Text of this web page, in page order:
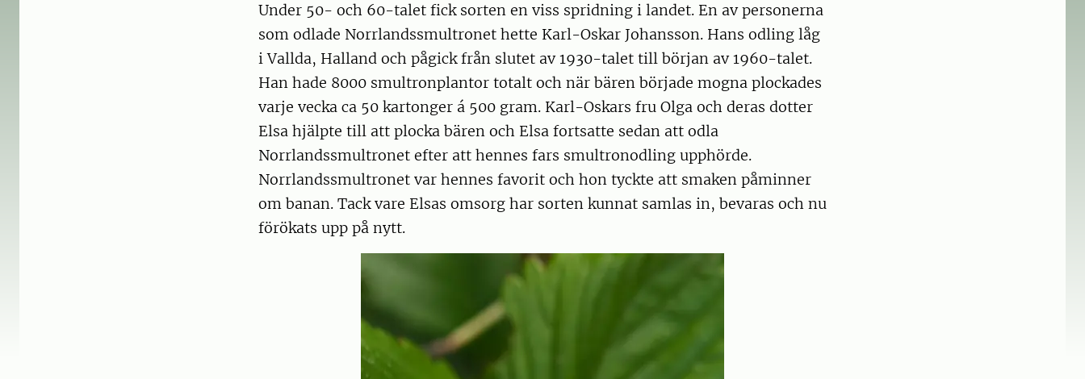
Under 50- och 60-talet fick sorten en viss spridning i landet. En av personerna
som odlade Norrlandssmultronet hette Karl-Oskar Johansson. Hans odling låg
i Vallda, Halland och pågick från slutet av 1930-talet till början av 1960-talet.
Han hade 8000 smultronplantor totalt och när bären började mogna plockades
varje vecka ca 50 kartonger á 500 gram. Karl-Oskars fru Olga och deras dotter
Elsa hjälpte till att plocka bären och Elsa fortsatte sedan att odla
Norrlandssmultronet efter att hennes fars smultronodling upphörde.
Norrlandssmultronet var hennes favorit och hon tyckte att smaken påminner
om banan. Tack vare Elsas omsorg har sorten kunnat samlas in, bevaras och nu
förökats upp på nytt.